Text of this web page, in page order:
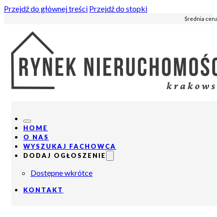
Przejdź do głównej treści Przejdź do stopki
Średnia
HOME
O NAS
WYSZUKAJ FACHOWCA
DODAJ OGŁOSZENIE
Dostępne wkrótce
KONTAKT